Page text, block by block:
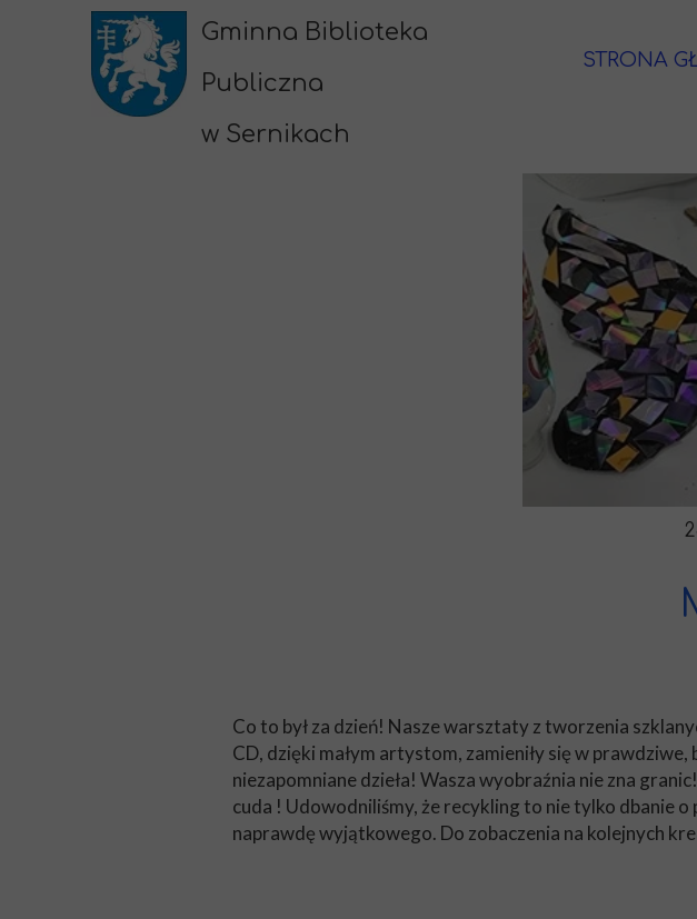
Co to był za dzień! Nasze warsztaty z tworzenia
CD, dzięki małym artystom, zamieniły się w
niezapomniane dzieła! Wasza wyobraźnia nie zna
cuda ! Udowodniliśmy, że recykling to nie tylko dbanie
naprawdę wyjątkowego. Do zobaczenia na kolejnych
Gminna Biblioteka
Publiczna
w Sernikach
STRONA